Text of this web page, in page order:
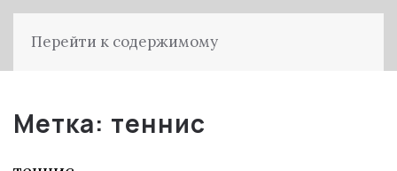
Перейти к содержимому
Метка: теннис